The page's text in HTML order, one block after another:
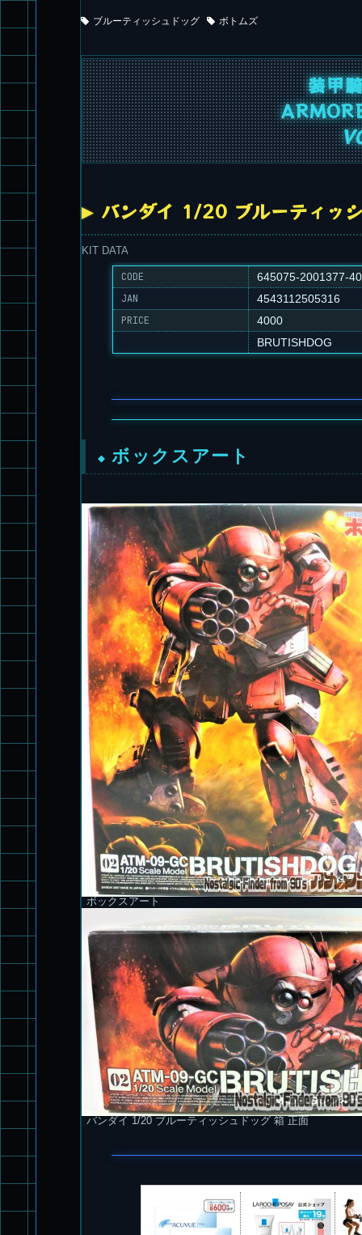
ブルーティッシュドッグ ボトムズ
装甲
バンダイ 1/20 ブルーティッ
KIT DATA
CODE
645075-2001377-
JAN
4543112505316
PRICE
4000
BRUTISHDOG
ボックスアート
ボックスアート
バンダイ 1/20 ブルーティッシュドッグ 箱 正面